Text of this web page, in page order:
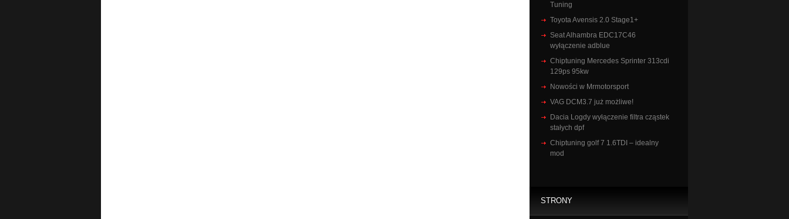
Tuning
Toyota Avensis 2.0 Stage1+
Seat Alhambra EDC17C46
wyłączenie adblue
Chiptuning Mercedes Sprinter 313cdi
129ps 95kw
Nowości w Mrmotorsport
VAG DCM3.7 już możliwe!
Dacia Logdy wyłączenie filtra cząstek
stałych dpf
Chiptuning golf 7 1.6TDI – idealny
mod
STRONY